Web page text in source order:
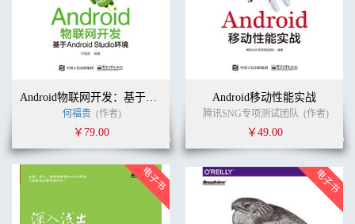
Android物联网开发：基于Android Studio环境
何福贵 (作者)
￥79.00
Android移动性能实战
腾讯SNG专项测试团队 (作者)
￥49.00